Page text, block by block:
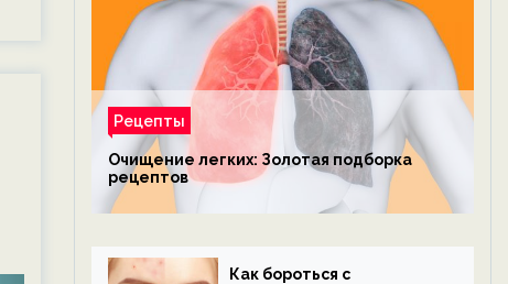
Рецепты
Очищение легких: Золотая подборка
рецептов
Как бороться с